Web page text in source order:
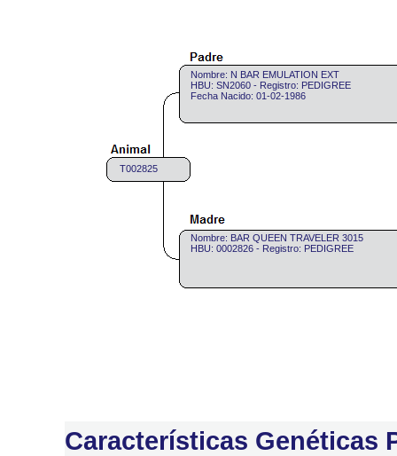
T002825
Nombre: N BAR EMULATION EXT
HBU: SN2060 - Registro: PEDIGREE
Fecha Nacido: 01-02-1986
Nombre: BAR QUEEN TRAVELER 3015
HBU: 0002826 - Registro: PEDIGREE
Características Genéticas